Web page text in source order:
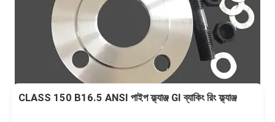
CLASS 150 B16.5 ANSI পাইপ ফ্ল্যাঞ্জ GI ব্যাকিং রিং ফ্ল্যাঞ্জ